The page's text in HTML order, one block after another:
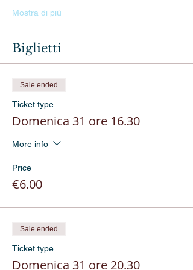
Mostra di più
Biglietti
Sale ended
Ticket type
Domenica 31 ore 16.30
More info
Price
€6.00
Sale ended
Ticket type
Domenica 31 ore 20.30